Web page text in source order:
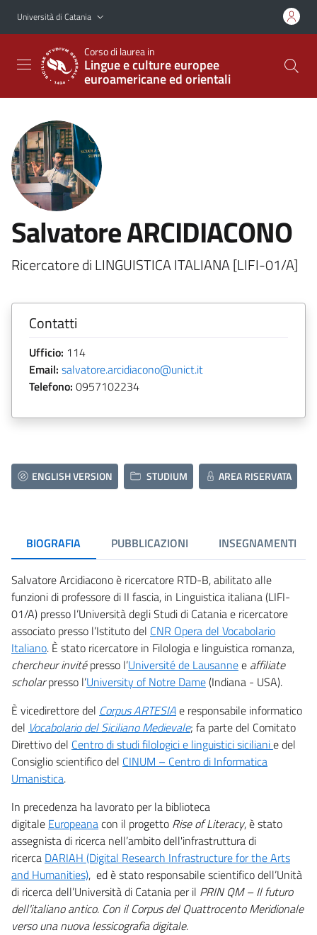
Vai al contenuto principale
Vai al menu di navigazione
Università di Catania
Corso di laurea in
Lingue e culture europee
euroamericane ed orientali
Salvatore ARCIDIACONO
Ricercatore di LINGUISTICA ITALIANA [LIFI-01/A]
Contatti
Ufficio: 114
Email: salvatore.arcidiacono@unict.it
Telefono: 0957102234
ENGLISH VERSION STUDIUM AREA RISERVATA
BIOGRAFIA PUBBLICAZIONI INSEGNAMENTI
Salvatore Arcidiacono è ricercatore RTD-B, abilitato alle
funzioni di professore di II fascia, in Linguistica italiana (LIFI-
01/A) presso l’Università degli Studi di Catania e ricercatore
associato presso l’Istituto del CNR Opera del Vocabolario
Italiano. È stato ricercatore in Filologia e linguistica romanza,
chercheur invitépresso l’Université de Lausannee affiliate
scholarpresso l’University of Notre Dame(Indiana - USA).
È vicedirettore del Corpus ARTESIA e responsabile informatico
del Vocabolario del Siciliano Medievale; fa parte del Comitato
Direttivo del Centro di studi filologici e linguistici sicilianie del
Consiglio scientifico del CINUM – Centro di Informatica
Umanistica.
In precedenza ha lavorato per la biblioteca
digitale Europeanacon il progetto Rise of Literacy, è stato
assegnista di ricerca nell’ambito dell'infrastruttura di
ricerca DARIAH (Digital Research Infrastructure for the Arts
and Humanities), ed è stato responsabile scientifico dell’Unità
di ricerca dell’Università di Catania per il PRIN QM – Il futuro
dell'italiano antico. Con il Corpus del Quattrocento Meridionale
verso una nuova lessicografia digitale.